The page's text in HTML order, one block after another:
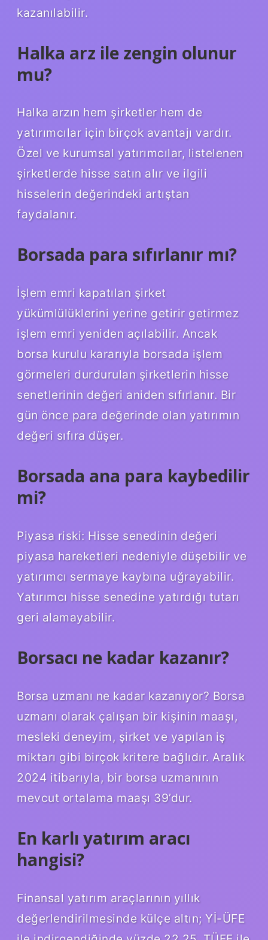
kazanılabilir.
Halka arz ile zengin olunur
mu?
Halka arzın hem şirketler hem de
yatırımcılar için birçok avantajı vardır.
Özel ve kurumsal yatırımcılar, listelenen
şirketlerde hisse satın alır ve ilgili
hisselerin değerindeki artıştan
faydalanır.
Borsada para sıfırlanır mı?
İşlem emri kapatılan şirket
yükümlülüklerini yerine getirir getirmez
işlem emri yeniden açılabilir. Ancak
borsa kurulu kararıyla borsada işlem
görmeleri durdurulan şirketlerin hisse
senetlerinin değeri aniden sıfırlanır. Bir
gün önce para değerinde olan yatırımın
değeri sıfıra düşer.
Borsada ana para kaybedilir
mi?
Piyasa riski: Hisse senedinin değeri
piyasa hareketleri nedeniyle düşebilir ve
yatırımcı sermaye kaybına uğrayabilir.
Yatırımcı hisse senedine yatırdığı tutarı
geri alamayabilir.
Borsacı ne kadar kazanır?
Borsa uzmanı ne kadar kazanıyor? Borsa
uzmanı olarak çalışan bir kişinin maaşı,
mesleki deneyim, şirket ve yapılan iş
miktarı gibi birçok kritere bağlıdır. Aralık
2024 itibarıyla, bir borsa uzmanının
mevcut ortalama maaşı 39’dur.
En karlı yatırım aracı
hangisi?
Finansal yatırım araçlarının yıllık
değerlendirilmesinde külçe altın; Yİ-ÜFE